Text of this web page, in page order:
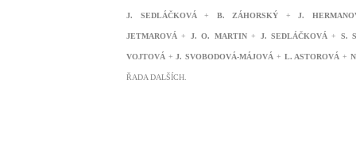
J. SEDLÁČKOVÁ+ B. ZÁHORSKÝ +J.
JETMAROVÁ + J. O. MARTIN+ J. SEDLÁČKOVÁ+ S.
VOJTOVÁ +J. SVOBODOVÁ-MÁJOVÁ + L. ASTOROVÁ +
ŘADA DALŠÍCH.